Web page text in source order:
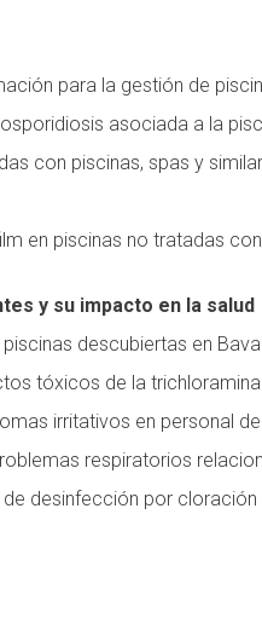
para la gestión de
asociada a la
con piscinas, spas y
en piscinas no tratadas
y su impacto en la salud
descubiertas en
tóxicos de la trichloramina
irritativos en personal
respiratorios
desinfección por cloración